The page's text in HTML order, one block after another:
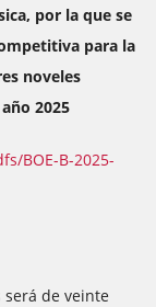
por la que se
para la
noveles
2025
BOE-B-2025-
de veinte